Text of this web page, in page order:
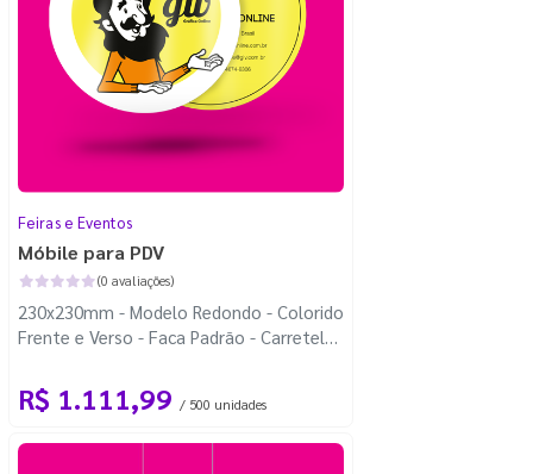
Feiras e Eventos
Móbile para PDV
(0 avaliações)
230x230mm - Modelo Redondo - Colorido
Frente e Verso - Faca Padrão - Carretel
R$ 1.111,99 / 500 unidades